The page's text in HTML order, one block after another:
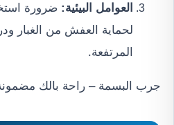
العوامل البيئية: ضرورة
لحماية العفش من الغبار
المرتفعة.
جرب البسمة – راحة بالك